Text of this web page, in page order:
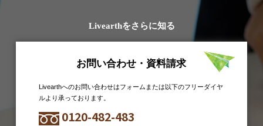
Livearthをさらに知る
お問い合わせ・資料請求
Livearthへのお問い合わせはフォームまたは以下のフリーダイヤ
ルより承っております。
0120-482-483